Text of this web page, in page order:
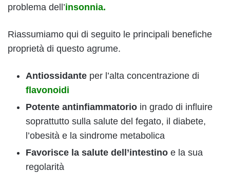
problema dell’insonnia.
Riassumiamo qui di seguito le principali benefiche
proprietà di questo agrume.
Antiossidante per l’alta concentrazione di
flavonoidi
Potente antinfiammatorio in grado di influire
soprattutto sulla salute del fegato, il diabete,
l’obesità e la sindrome metabolica
Favorisce la salute dell’intestino e la sua
regolarità